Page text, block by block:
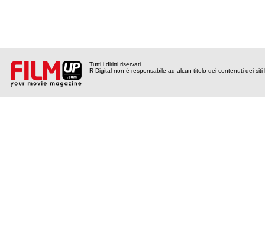
Tutti i diritti riservati
R Digital non è responsabile ad alcun titolo dei contenuti dei siti